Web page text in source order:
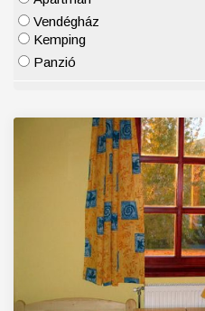
Vendégház
Kemping
Panzió